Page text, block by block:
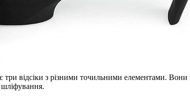
три відсіки з різними точильними елементами.
шліфування.